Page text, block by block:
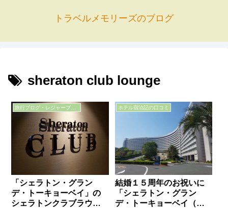
トラベルメモリーズのブログ
sheraton club lounge
旅行ブログ・レジャーブログ
「シェラトン・グラン
デ・トーキョーベイ」の
シェラトンクラブラウン
ホテル宿泊記の口コミ
結婚１５周年のお祝いに
「シェラトン・グラン
デ・トーキョーベイ（シ